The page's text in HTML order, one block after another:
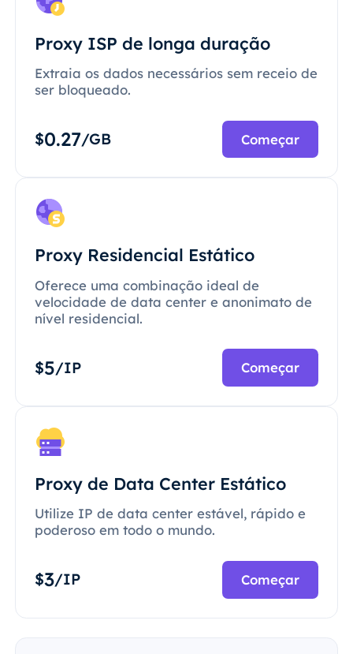
Proxy ISP de longa duração
Extraia os dados necessários sem receio de
ser bloqueado.
$0.27/GB Começar
Proxy Residencial Estático
Oferece uma combinação ideal de
velocidade de data center e anonimato de
nível residencial.
$5/IP Começar
Proxy de Data Center Estático
Utilize IP de data center estável, rápido e
poderoso em todo o mundo.
$3/IP Começar